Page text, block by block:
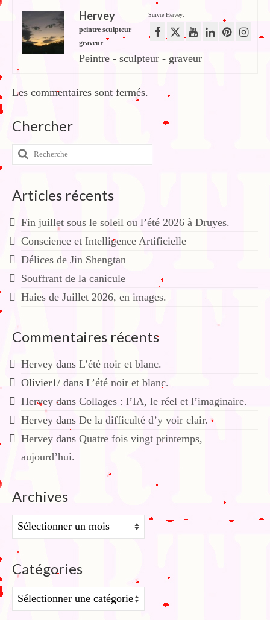
Suivre Hervey:
Hervey
peintre sculpteur
graveur
Peintre - sculpteur - graveur
Les commentaires sont fermés.
Chercher
Rechercher
:
Articles récents
Fin juillet sous le soleil ou l’été 2026 à Druyes.
Conscience et Intelligence Artificielle
Délices de Jin Shengtan
Souffrant de la canicule
Haies de Juillet 2026, en images.
Commentaires récents
Hervey dans L’été noir et blanc.
Olivier1/ dans L’été noir et blanc.
Hervey dans Collages : l’IA, le réel et l’imaginaire.
Hervey dans De la difficulté d’y voir clair.
Hervey dans Quatre fois vingt printemps,
aujourd’hui.
Archives
Archives
Catégories
Catégories